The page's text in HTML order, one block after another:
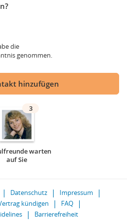
die
genommen.
hinzufügen
3
warten
auf Sie
Datenschutz
Impressum
kündigen
FAQ
Barrierefreiheit